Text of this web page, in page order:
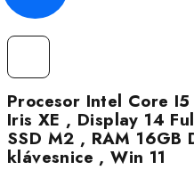
Procesor Intel Core
Iris XE , Display 14
SSD M2 , RAM 16GB
klávesnice , Win 11